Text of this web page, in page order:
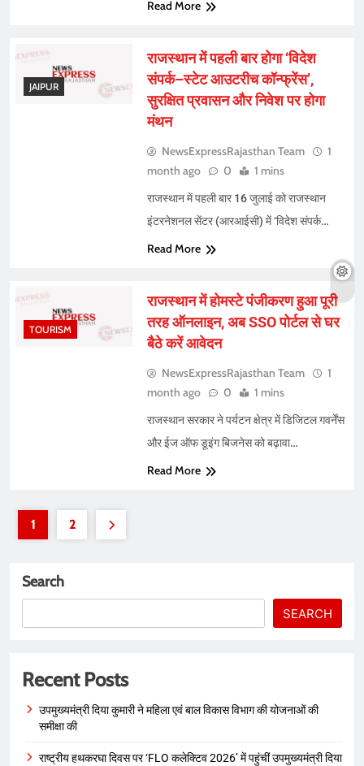
Read More
JAIPUR
राजस्थान में पहली बार होगा ‘विदेश
संपर्क–स्टेट आउटरीच कॉन्फ्रेंस’,
सुरक्षित प्रवासन और निवेश पर होगा
मंथन
NewsExpressRajasthan Team
1
month ago
0 1 mins
राजस्थान में पहली बार 16 जुलाई को राजस्थान
इंटरनेशनल सेंटर (आरआईसी) में ‘विदेश संपर्क…
Read More
TOURISM
राजस्थान में होमस्टे पंजीकरण हुआ पूरी
तरह ऑनलाइन, अब SSO पोर्टल से घर
बैठे करें आवेदन
NewsExpressRajasthan Team
1
month ago
0 1 mins
राजस्थान सरकार ने पर्यटन क्षेत्र में डिजिटल गवर्नेंस
और ईज ऑफ डूइंग बिजनेस को बढ़ावा…
Read More
1 2
Search
SEARCH
Recent Posts
उपमुख्यमंत्री दिया कुमारी ने महिला एवं बाल विकास विभाग की योजनाओं की
समीक्षा की
राष्ट्रीय हथकरघा दिवस पर ‘FLO कलेक्टिव 2026’ में पहुंचीं उपमुख्यमंत्री दिया